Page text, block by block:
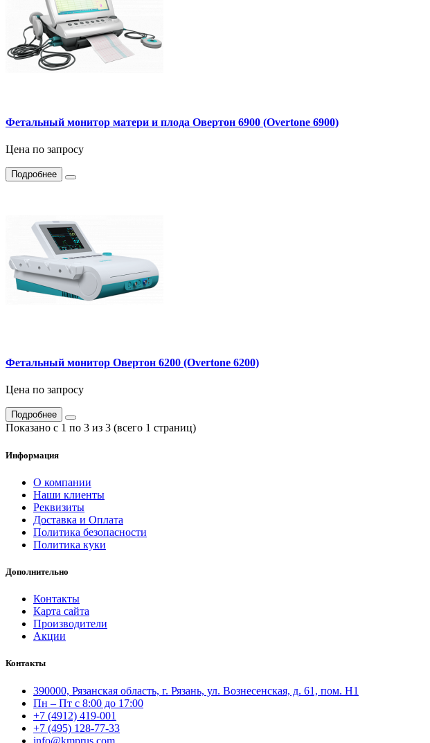
Фетальный монитор матери и плода Овертон 6900 (Overtone 6900)
Цена по запросу
Подробнее
Фетальный монитор Овертон 6200 (Overtone 6200)
Цена по запросу
Подробнее
Показано с 1 по 3 из 3 (всего 1 страниц)
Информация
О компании
Наши клиенты
Реквизиты
Доставка и Оплата
Политика безопасности
Политика куки
Дополнительно
Контакты
Карта сайта
Производители
Акции
Контакты
390000, Рязанская область, г. Рязань, ул. Вознесенская, д. 61, пом. Н1
Пн – Пт с 8:00 до 17:00
+7 (4912) 419-001
+7 (495) 128-77-33
info@kmprus.com